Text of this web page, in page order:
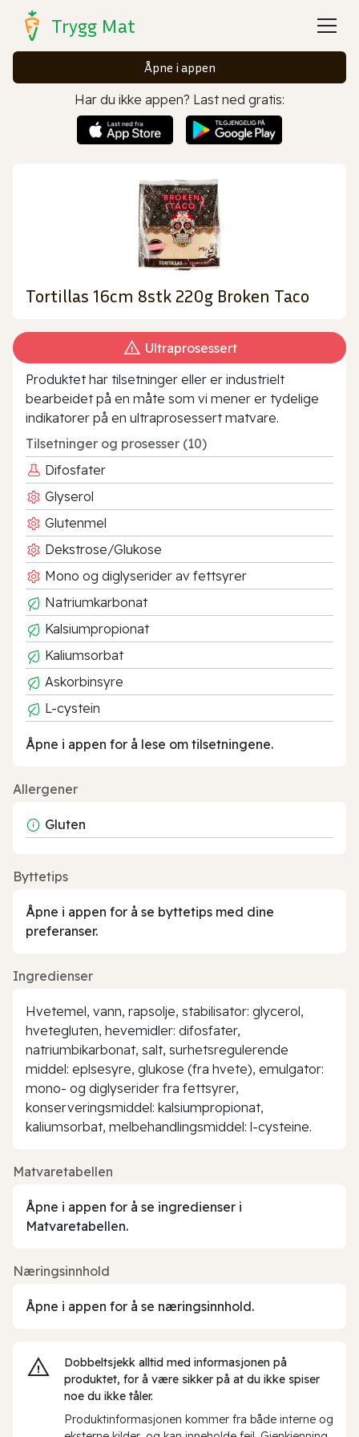
Trygg Mat
Åpne i appen
Har du ikke appen? Last ned gratis:
Tortillas 16cm 8stk 220g Broken Taco
Ultraprosessert
Produktet har tilsetninger eller er industrielt
bearbeidet på en måte som vi mener er tydelige
indikatorer på en ultraprosessert matvare.
Tilsetninger og prosesser (10)
Difosfater
Glyserol
Glutenmel
Dekstrose/Glukose
Mono og diglyserider av fettsyrer
Natriumkarbonat
Kalsiumpropionat
Kaliumsorbat
Askorbinsyre
L-cystein
Åpne i appen for å lese om tilsetningene.
Allergener
Gluten
Byttetips
Åpne i appen for å se byttetips med dine
preferanser.
Ingredienser
Hvetemel, vann, rapsolje, stabilisator: glycerol,
hvetegluten, hevemidler: difosfater,
natriumbikarbonat, salt, surhetsregulerende
middel: eplsesyre, glukose (fra hvete), emulgator:
mono- og diglyserider fra fettsyrer,
konserveringsmiddel: kalsiumpropionat,
kaliumsorbat, melbehandlingsmiddel: l-cysteine.
Matvaretabellen
Åpne i appen for å se ingredienser i
Matvaretabellen.
Næringsinnhold
Åpne i appen for å se næringsinnhold.
Dobbeltsjekk alltid med informasjonen på
produktet, for å være sikker på at du ikke spiser
noe du ikke tåler.
Produktinformasjonen kommer fra både interne og